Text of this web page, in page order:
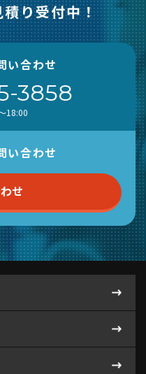
り受付中！
い合わせ
3858
18:00
い合わせ
せ